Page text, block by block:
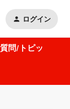
ログイン
問/トピッ